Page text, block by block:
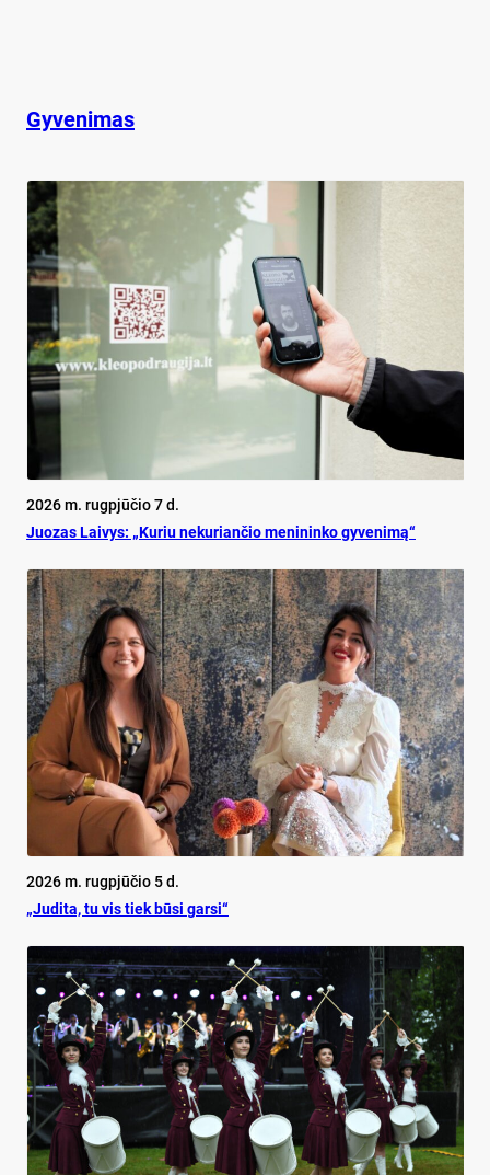
Gyvenimas
2026 m. rugpjūčio 7 d.
Juo­zas Lai­vys: „Ku­riu ne­ku­rian­čio me­ni­nin­ko gy­ve­ni­mą“
2026 m. rugpjūčio 5 d.
„Judita, tu vis tiek būsi garsi“